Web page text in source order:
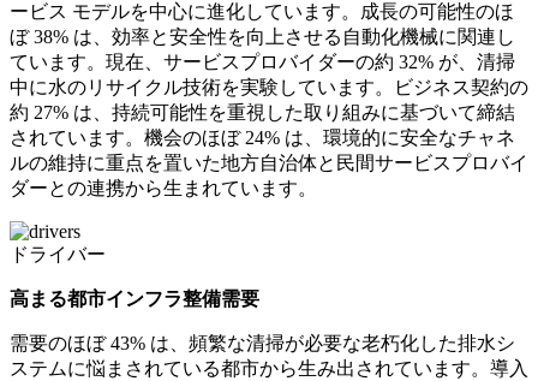
ービス モデルを中心に進化しています。成長の可能性のほ
ぼ 38% は、効率と安全性を向上させる自動化機械に関連し
ています。現在、サービスプロバイダーの約 32% が、清掃
中に水のリサイクル技術を実験しています。ビジネス契約の
約 27% は、持続可能性を重視した取り組みに基づいて締結
されています。機会のほぼ 24% は、環境的に安全なチャネ
ルの維持に重点を置いた地方自治体と民間サービスプロバイ
ダーとの連携から生まれています。
ドライバー
高まる都市インフラ整備需要
需要のほぼ 43% は、頻繁な清掃が必要な老朽化した排水シ
ステムに悩まされている都市から生み出されています。導入